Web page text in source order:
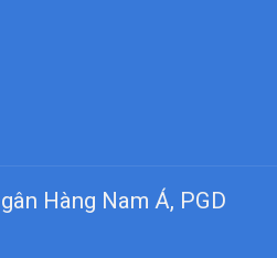
Hàng Nam Á, PGD